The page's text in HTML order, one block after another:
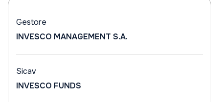
Gestore
INVESCO MANAGEMENT S.A.
Sicav
INVESCO FUNDS